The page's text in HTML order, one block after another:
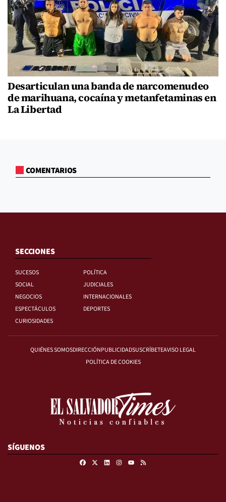
Desarticulan una banda de narcomenudeo
de marihuana, cocaína y metanfetaminas en
La Libertad
COMENTARIOS
SECCIONES
SUCESOS
POLÍTICA
SOCIAL
JUDICIALES
NEGOCIOS
INTERNACIONALES
ESPECTÁCULOS
DEPORTES
CURIOSIDADES
QUIÉNES SOMOSDIRECCIÓNPUBLICIDADSUSCRÍBETEAVISO LEGAL
POLÍTICA DE COOKIES
SÍGUENOS
FacebookLinkedinInstagram